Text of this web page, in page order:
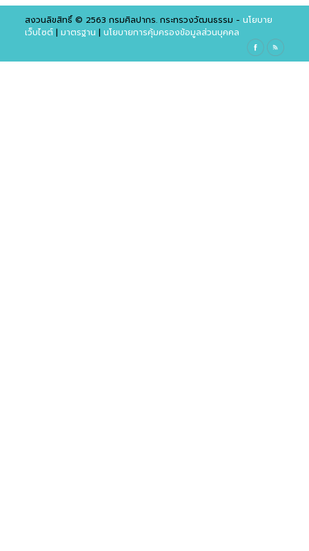
สงวนลิขสิทธิ์ © 2563 กรมศิลปากร. กระทรวงวัฒนธรรม - นโยบาย
เว็บไซต์| มาตรฐาน | นโยบายการคุ้มครองข้อมูลส่วนบุคคล